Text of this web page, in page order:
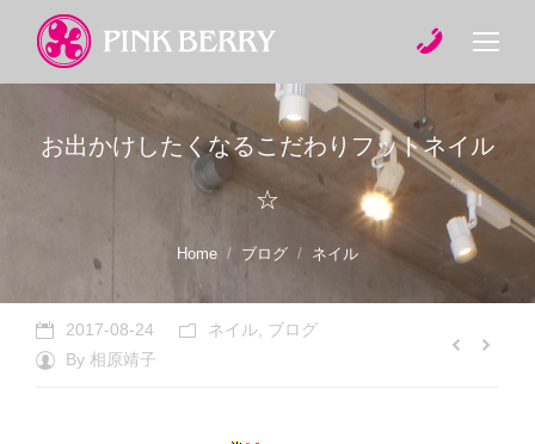
お出かけしたくなるこだわりフットネイル
☆
Home ブログ ネイル
2017-08-24 ネイル ブログ
By 相原靖子